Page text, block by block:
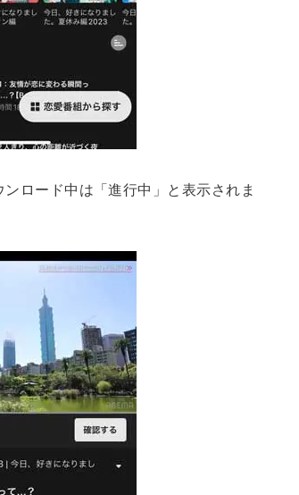
ロード中は「進行中」と表示されま